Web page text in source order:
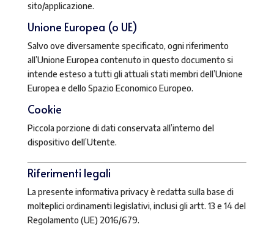
sito/applicazione.
Unione Europea (o UE)
Salvo ove diversamente specificato, ogni riferimento
all’Unione Europea contenuto in questo documento si
intende esteso a tutti gli attuali stati membri dell’Unione
Europea e dello Spazio Economico Europeo.
Cookie
Piccola porzione di dati conservata all’interno del
dispositivo dell’Utente.
Riferimenti legali
La presente informativa privacy è redatta sulla base di
molteplici ordinamenti legislativi, inclusi gli artt. 13 e 14 del
Regolamento (UE) 2016/679.